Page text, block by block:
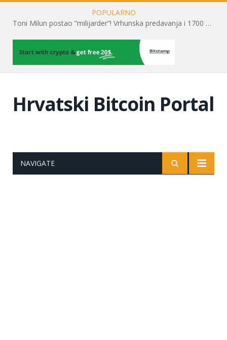
POPULARNO
Toni Milun postao “milijarder”! Vrhunska predavanja i 1700 posjetitelja obilježili su mjesec financijske pismenosti
Hrvatski Bitcoin Portal
NAVIGATE